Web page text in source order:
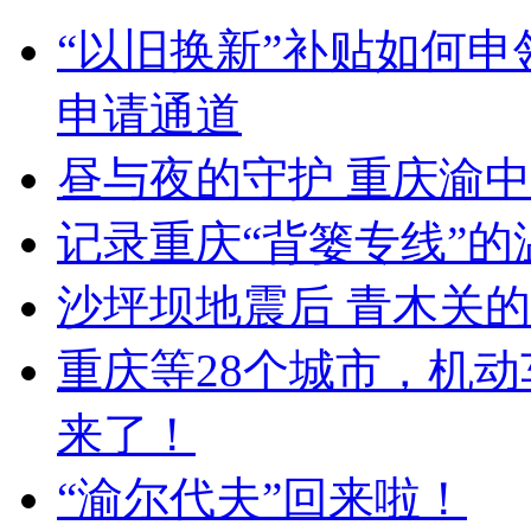
“以旧换新”补贴如何
申请通道
昼与夜的守护 重庆渝
记录重庆“背篓专线”
沙坪坝地震后 青木关
重庆等28个城市，机
来了！
“渝尔代夫”回来啦！